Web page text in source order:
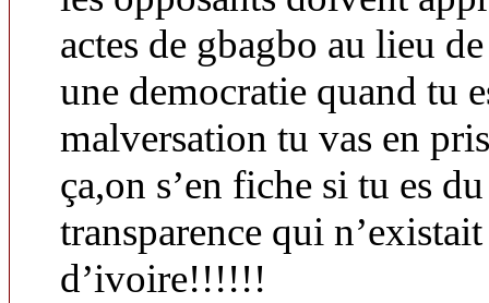
actes de gbagbo au lieu
une democratie quand tu
malversation tu vas en
ça,on s’en fiche si tu es
transparence qui
d’ivoire!!!!!!